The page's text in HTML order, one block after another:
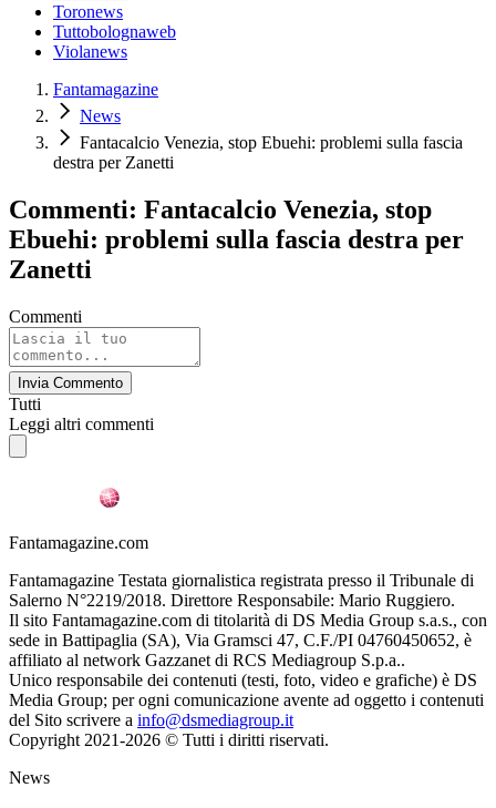
Toronews
Tuttobolognaweb
Violanews
Fantamagazine
News
Fantacalcio Venezia, stop Ebuehi: problemi sulla fascia
destra per Zanetti
Commenti: Fantacalcio Venezia, stop
Ebuehi: problemi sulla fascia destra per
Zanetti
Commenti
Invia Commento
Tutti
Leggi altri commenti
Fantamagazine.com
Fantamagazine Testata giornalistica registrata presso il Tribunale di
Salerno N°2219/2018. Direttore Responsabile: Mario Ruggiero.
Il sito Fantamagazine.com di titolarità di DS Media Group s.a.s., con
sede in Battipaglia (SA), Via Gramsci 47, C.F./PI 04760450652, è
affiliato al network Gazzanet di RCS Mediagroup S.p.a..
Unico responsabile dei contenuti (testi, foto, video e grafiche) è DS
Media Group; per ogni comunicazione avente ad oggetto i contenuti
del Sito scrivere a info@dsmediagroup.it
Copyright 2021-2026 © Tutti i diritti riservati.
News